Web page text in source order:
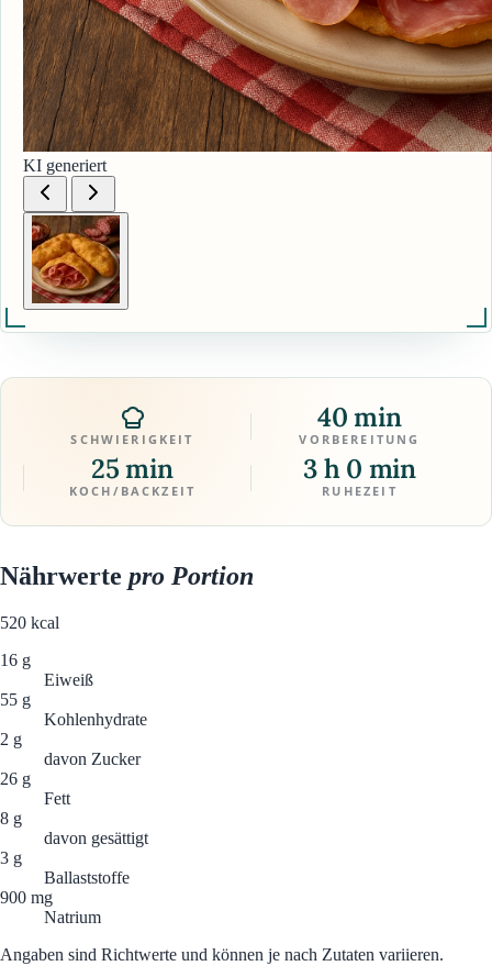
KI generiert
SCHWIERIGKEIT
40 min
VORBEREITUNG
25 min
KOCH/BACKZEIT
3 h 0 min
RUHEZEIT
Nährwerte pro Portion
520 kcal
16 g
Eiweiß
55 g
Kohlenhydrate
2 g
davon Zucker
26 g
Fett
8 g
davon gesättigt
3 g
Ballaststoffe
900 mg
Natrium
Angaben sind Richtwerte und können je nach Zutaten variieren.